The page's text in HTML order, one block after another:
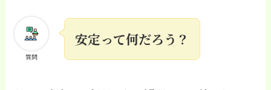
質問
安定って何だろう？